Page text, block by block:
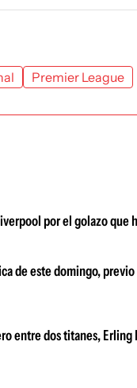
Premier League
por el golazo que
de este domingo,
entre dos titanes, Erling